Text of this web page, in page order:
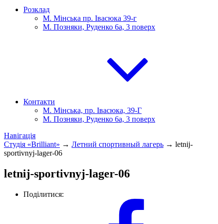
Розклад
М. Мінська пр. Івасюка 39-г
М. Позняки, Руденко 6а, 3 поверх
Контакти
М. Мінська, пр. Івасюка, 39-Г
М. Позняки, Руденко 6а, 3 поверх
Навігація
Студія «Brilliant» → Летний спортивный лагерь → letnij-
sportivnyj-lager-06
letnij-sportivnyj-lager-06
Поділитися: